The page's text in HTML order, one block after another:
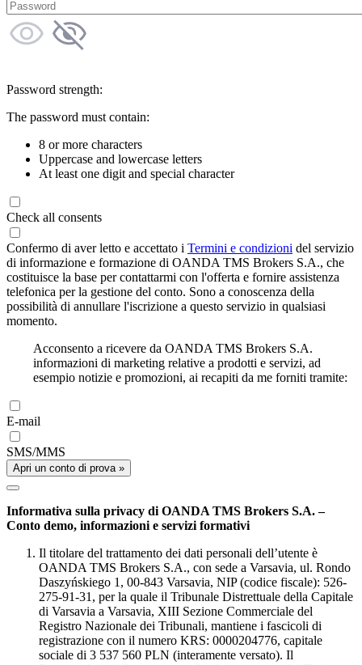
Password strength:
The password must contain:
8 or more characters
Uppercase and lowercase letters
At least one digit and special character
Check all consents
Confermo di aver letto e accettato i Termini e condizioni del servizio
di informazione e formazione di OANDA TMS Brokers S.A., che
costituisce la base per contattarmi con l'offerta e fornire assistenza
telefonica per la gestione del conto. Sono a conoscenza della
possibilità di annullare l'iscrizione a questo servizio in qualsiasi
momento.
Acconsento a ricevere da OANDA TMS Brokers S.A.
informazioni di marketing relative a prodotti e servizi, ad
esempio notizie e promozioni, ai recapiti da me forniti tramite:
E-mail
SMS/MMS
Apri un conto di prova »
Informativa sulla privacy di OANDA TMS Brokers S.A. –
Conto demo, informazioni e servizi formativi
Il titolare del trattamento dei dati personali dell’utente è
OANDA TMS Brokers S.A., con sede a Varsavia, ul. Rondo
Daszyńskiego 1, 00-843 Varsavia, NIP (codice fiscale): 526-
275-91-31, per la quale il Tribunale Distrettuale della Capitale
di Varsavia a Varsavia, XIII Sezione Commerciale del
Registro Nazionale dei Tribunali, mantiene i fascicoli di
registrazione con il numero KRS: 0000204776, capitale
sociale di 3 537 560 PLN (interamente versato). Il